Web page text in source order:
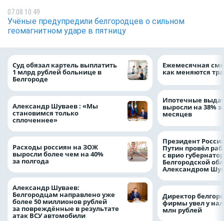
07.08 10:49
Учёные предупредили белгородцев о сильном
геомагнитном ударе в пятницу
Суд обязал картель выплатить
1 млрд рублей больнице в
Белгороде
Александр Шуваев : «Мы
становимся только
сплоченнее»
Расходы россиян на ЗОЖ
выросли более чем на 40%
за полгода
Александр Шуваев:
Белгородцам направлено уже
более 50 миллионов рублей
за повреждённые в результате
атак ВСУ автомобили
Ежемесячная
как меняются
Ипотечные
выросли на 38%
месяцев
Президент
Путин провёл
с врио
Белгородской
Александром
Директор
фирмы увел у
млн рублей